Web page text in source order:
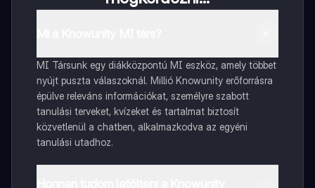
MI Társunk egy diákközpontú MI eszköz, amely többet
nyújt puszta válaszoknál. Millió Knowunity erőforrásra
épülve releváns információkat, személyre szabott
tanulási terveket, kvízeket és tartalmat biztosít
közvetlenül a chatben, alkalmazkodva az egyéni
tanulási utadhoz.